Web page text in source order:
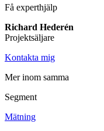
Ljusridåer Ljustorn
Varningsljud
Varningsljus
Övrigt
Få experthjälp
Richard Hederén
Projektsäljare
Kontakta mig
Mer inom samma
Segment
Mätning